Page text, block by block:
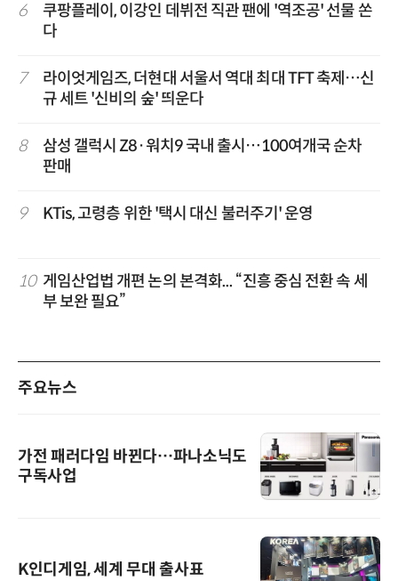
6
쿠팡플레이, 이강인 데뷔전 직관 팬에 '역조공' 선물 쏜
다
7
라이엇게임즈, 더현대 서울서 역대 최대 TFT 축제…신
규 세트 '신비의 숲' 띄운다
8
삼성 갤럭시 Z8·워치9 국내 출시…100여개국 순차
판매
9 KTis, 고령층 위한 '택시 대신 불러주기' 운영
10 게임산업법 개편 논의 본격화... “진흥 중심 전환 속 세
부 보완 필요”
주요뉴스
가전 패러다임 바뀐다…파나소닉도
구독사업
K인디게임, 세계 무대 출사표